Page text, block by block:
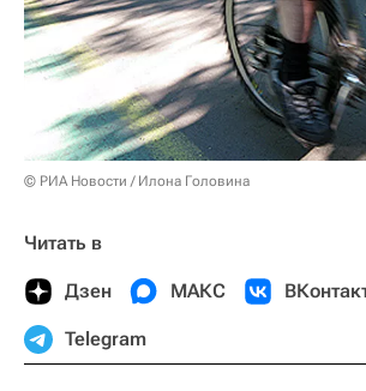
© РИА Новости / Илона Головина
Читать в
Дзен МАКС
Telegram